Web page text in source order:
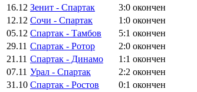
16.12 Зенит - Спартак 3:0 окончен
12.12 Сочи - Спартак 1:0 окончен
05.12 Спартак - Тамбов 5:1 окончен
29.11 Спартак - Ротор 2:0 окончен
21.11 Спартак - Динамо 1:1 окончен
07.11 Урал - Спартак 2:2 окончен
31.10 Спартак - Ростов 0:1 окончен